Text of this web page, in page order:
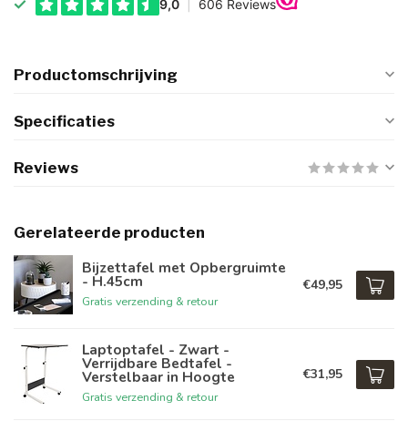
Productomschrijving
Specificaties
Reviews
Gerelateerde producten
Bijzettafel met Opbergruimte
- H.45cm
Gratis verzending & retour
€49,95
Laptoptafel - Zwart -
Verrijdbare Bedtafel -
Verstelbaar in Hoogte
Gratis verzending & retour
€31,95